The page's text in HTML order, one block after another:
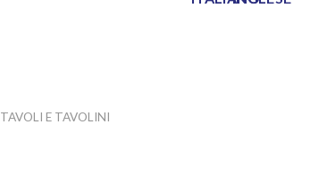
TAVOLI E TAVOLINI